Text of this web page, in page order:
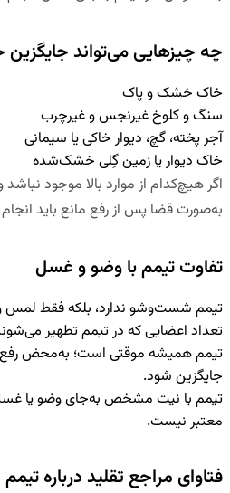
چه چیزهایی می‌تواند
خاک خشک و پاک
سنگ و کلوخ غیرنجس و غیرچرب
آجر پخته، گچ، دیوار خاکی یا سیمانی
خاک دیوار یا زمین گِلی خشک‌شده
اگر هیچ‌کدام از موارد بالا موجود
به‌صورت قضا پس از رفع مانع باید
تفاوت تیمم با وضو و غسل
تیمم شست‌وشو ندارد، بلکه فقط
تعداد اعضایی که در تیمم تطهیر
تیمم همیشه موقتی است؛ به‌محض رفع
جایگزین شود.
تیمم با نیت مشخص به‌جای وضو یا
معتبر نیست.
فتاوای مراجع تقلید درباره تیمم